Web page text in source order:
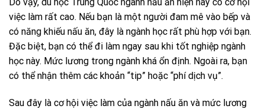
việc làm rất cao. Nếu bạn là một người đam mê vào bếp và
có năng khiếu nấu ăn, đây là ngành học rất phù hợp với bạn.
Đặc biệt, bạn có thể đi làm ngay sau khi tốt nghiệp ngành
học này. Mức lương trong ngành khá ổn định. Ngoài ra, bạn
có thể nhận thêm các khoản “tip” hoặc “phí dịch vụ”.
Sau đây là cơ hội việc làm của ngành nấu ăn và mức lương